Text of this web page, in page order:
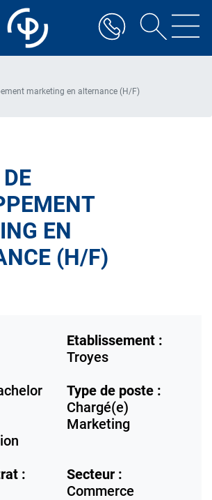
marketing en alternance (H/F)
EN
(H/F)
Etablissement :
Troyes
Type de poste :
Chargé(e)
Marketing
:
Secteur :
Commerce